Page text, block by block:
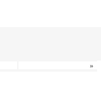
»